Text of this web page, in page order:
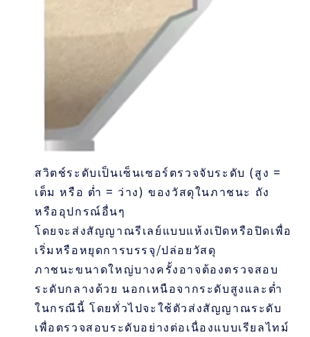
สวิตช์ระดับเป็นเซ็นเซอร์ตรวจจับระดับ (สูง =
เต็ม หรือ ต่ำ = ว่าง) ของวัสดุในภาชนะ ถัง
หรืออุปกรณ์อื่นๆ
โดยจะส่งสัญญาณรีเลย์แบบแห้งเปิดหรือปิดเพื่อ
เริ่มหรือหยุดการบรรจุ/ปล่อยวัสดุ
ภาชนะขนาดใหญ่บางครั้งอาจต้องตรวจสอบ
ระดับกลางด้วย นอกเหนือจากระดับสูงและต่ำ
ในกรณีนี้ โดยทั่วไปจะใช้ตัวส่งสัญญาณระดับ
เพื่อตรวจสอบระดับอย่างต่อเนื่องแบบเรียลไทม์